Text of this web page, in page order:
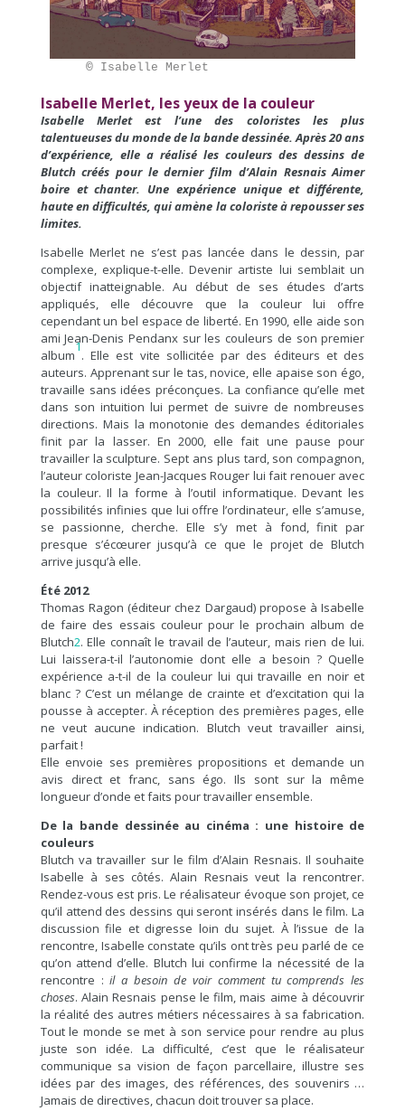
     ©
Isabelle Merlet
Isabelle Merlet, les yeux de la couleur
Isabelle Merlet est l’une des coloristes les plus
talentueuses du monde de la bande dessinée. Après 20 ans
d’expérience, elle a réalisé les couleurs des dessins de
Blutch créés pour le dernier film d’Alain Resnais Aimer
boire et chanter. Une expérience unique et différente,
haute en difficultés, qui amène la coloriste à repousser ses
limites.
Isabelle Merlet ne s’est pas lancée dans le dessin, par
complexe, explique-t-elle. Devenir artiste lui semblait un
objectif inatteignable. Au début de ses études d’arts
appliqués, elle découvre que la couleur lui offre
cependant un bel espace de liberté. En 1990, elle aide son
ami Jean-Denis Pendanx sur les couleurs de son premier
album
1
. Elle est vite sollicitée par des éditeurs et des
auteurs. Apprenant sur le tas, novice, elle apaise son égo,
travaille sans idées préconçues. La confiance qu’elle met
dans son intuition lui permet de suivre de nombreuses
directions. Mais la monotonie des demandes éditoriales
finit par la lasser. En 2000, elle fait une pause pour
travailler la sculpture. Sept ans plus tard, son compagnon,
l’auteur coloriste Jean-Jacques Rouger lui fait renouer avec
la couleur. Il la forme à l’outil informatique. Devant les
possibilités infinies que lui offre l’ordinateur, elle s’amuse,
se passionne, cherche. Elle s’y met à fond, finit par
presque s’écœurer jusqu’à ce que le projet de Blutch
arrive jusqu’à elle.
Été 2012
Thomas Ragon (éditeur chez Dargaud) propose à Isabelle
de faire des essais couleur pour le prochain album de
Blutch2. Elle connaît le travail de l’auteur, mais rien de lui.
Lui laissera-t-il l’autonomie dont elle a besoin ? Quelle
expérience a-t-il de la couleur lui qui travaille en noir et
blanc ? C’est un mélange de crainte et d’excitation qui la
pousse à accepter. À réception des premières pages, elle
ne veut aucune indication. Blutch veut travailler ainsi,
parfait !
Elle envoie ses premières propositions et demande un
avis direct et franc, sans égo. Ils sont sur la même
longueur d’onde et faits pour travailler ensemble.
De la bande dessinée au cinéma : une histoire de
couleurs
Blutch va travailler sur le film d’Alain Resnais. Il souhaite
Isabelle à ses côtés. Alain Resnais veut la rencontrer.
Rendez-vous est pris. Le réalisateur évoque son projet, ce
qu’il attend des dessins qui seront insérés dans le film. La
discussion file et digresse loin du sujet. À l’issue de la
rencontre, Isabelle constate qu’ils ont très peu parlé de ce
qu’on attend d’elle. Blutch lui confirme la nécessité de la
rencontre :il a besoin de voir comment tu comprends les
choses. Alain Resnais pense le film, mais aime à découvrir
la réalité des autres métiers nécessaires à sa fabrication.
Tout le monde se met à son service pour rendre au plus
juste son idée. La difficulté, c’est que le réalisateur
communique sa vision de façon parcellaire, illustre ses
idées par des images, des références, des souvenirs …
Jamais de directives, chacun doit trouver sa place.